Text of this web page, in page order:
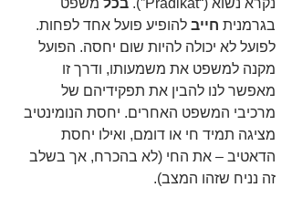
נקרא נשוא (“Prädikat”).
בכל משפט
בגרמנית חייב להופיע פועל אחד לפחות.
לפועל לא יכולה להיות שום יחסה. הפועל
מקנה למשפט את משמעותו, ודרך זו
מאפשר לנו להבין את תפקידיהם של
מרכיבי המשפט האחרים. יחסת הנומינטיב
מציגה תמיד חי או דומם, ואילו יחסת
הדאטיב – את החי (לא בהכרח, אך בשלב
זה נניח שזהו המצב).